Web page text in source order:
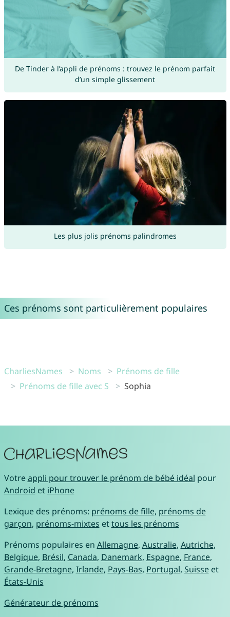
De Tinder à l’appli de prénoms : trouvez le prénom parfait
d’un simple glissement
Les plus jolis prénoms palindromes
Ces prénoms sont particulièrement populaires
CharliesNames Noms
Prénoms de fille
Prénoms de fille avec S
Sophia
Votreappli pour trouver le prénom de bébé idéal pour
Android et iPhone
Lexique des prénoms: prénoms de fille, prénoms de
garçon, prénoms-mixtes ettous les prénoms
Prénoms populaires en Allemagne, Australie, Autriche,
Belgique, Brésil, Canada, Danemark, Espagne, France,
Grande-Bretagne, Irlande, Pays-Bas, Portugal, Suisseet
États-Unis
Générateur de prénoms